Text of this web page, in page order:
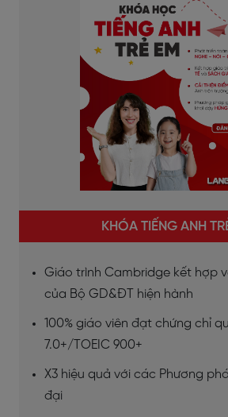
KHÓA TIẾNG ANH
Giáo trình Cambridge kết hợp
của Bộ GD&ĐT hiện hành
100% giáo viên đạt chứng chỉ
7.0+/TOEIC 900+
X3 hiệu quả với các Phương
đại